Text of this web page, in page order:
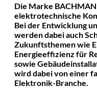
Die Marke
elektrotechnische
Bei der Entwicklung
werden dabei auch
Zukunftsthemen wie
Energieeffizienz für
sowie
wird dabei von einer
Elektronik-Branche.